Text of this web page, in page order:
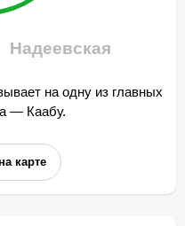
Надеевская
на одну из главных
— Каабу.
карте